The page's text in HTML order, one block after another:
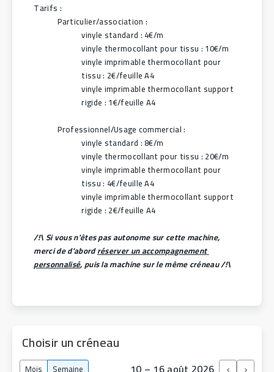
Tarifs :
Particulier/association :
vinyle standard : 4€/m
vinyle thermocollant pour tissu : 10€/m
vinyle imprimable thermocollant pour
tissu : 2€/feuille A4
vinyle imprimable thermocollant support
rigide : 1€/feuille A4
Professionnel/Usage commercial :
vinyle standard : 8€/m
vinyle thermocollant pour tissu : 20€/m
vinyle imprimable thermocollant pour
tissu : 4€/feuille A4
vinyle imprimable thermocollant support
rigide : 2€/feuille A4
/!\ Si vous n'êtes pas autonome sur cette machine,
merci de d'abord réserver un accompagnement
personnalisé, puis la machine sur le même créneau /!\
Choisir un créneau
Mois Semaine